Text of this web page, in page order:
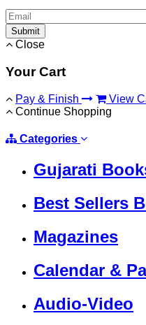
Submit
Close
Your Cart
Pay & Finish
View
Continue Shopping
Categories
Gujarati
Best Sellers
Magazines
Calendar &
Audio-Video